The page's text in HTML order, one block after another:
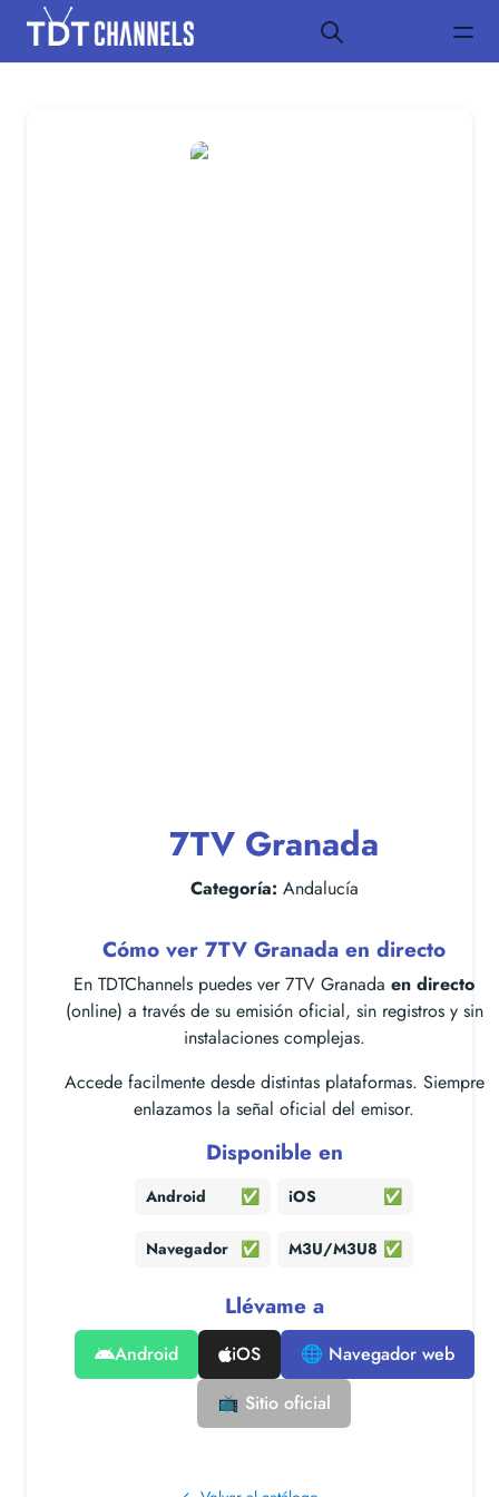
7TV Granada
Categoría: Andalucía
Cómo ver 7TV Granada en directo
En TDTChannels puedes ver 7TV Granada en directo
(online) a través de su emisión oficial, sin registros y sin
instalaciones complejas.
Accede facilmente desde distintas plataformas. Siempre
enlazamos la señal oficial del emisor.
Disponible en
Android ✅ iOS ✅
Navegador ✅ M3U/M3U8 ✅
Llévame a
Android iOS
🌐 Navegador web
📺 Sitio oficial